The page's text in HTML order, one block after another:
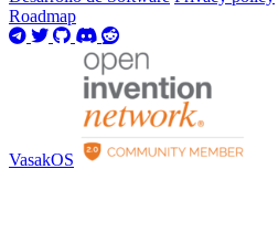
Roadmap
VasakOS